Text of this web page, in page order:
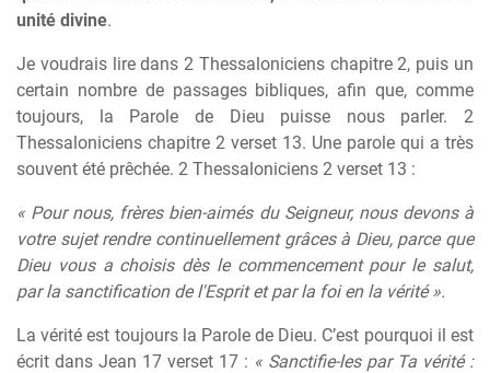
unité divine.
Je voudrais lire dans 2 Thessaloniciens chapitre 2, puis un
certain nombre de passages bibliques, afin que, comme
toujours, la Parole de Dieu puisse nous parler. 2
Thessaloniciens chapitre 2 verset 13. Une parole qui a très
souvent été prêchée. 2 Thessaloniciens 2 verset 13 :
« Pour nous, frères bien-aimés du Seigneur, nous devons à
votre sujet rendre continuellement grâces à Dieu, parce que
Dieu vous a choisis dès le commencement pour le salut,
par la sanctification de l'Esprit et par la foi en la vérité ».
La vérité est toujours la Parole de Dieu. C’est pourquoi il est
écrit dans Jean 17 verset 17 : « Sanctifie-les par Ta vérité :